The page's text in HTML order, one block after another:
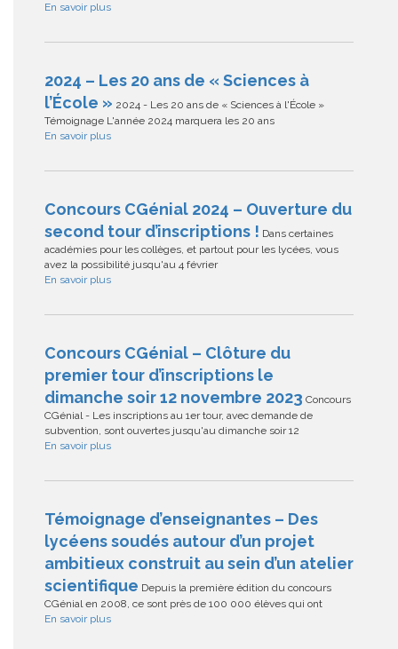
En savoir plus
2024 – Les 20 ans de « Sciences à
l’École » 2024 - Les 20 ans de « Sciences à l'École »
Témoignage L'année 2024 marquera les 20 ans
En savoir plus
Concours CGénial 2024 – Ouverture du
second tour d’inscriptions ! Dans certaines
académies pour les collèges, et partout pour les lycées, vous
avez la possibilité jusqu'au 4 février
En savoir plus
Concours CGénial – Clôture du
premier tour d’inscriptions le
dimanche soir 12 novembre 2023 Concours
CGénial - Les inscriptions au 1er tour, avec demande de
subvention, sont ouvertes jusqu'au dimanche soir 12
En savoir plus
Témoignage d’enseignantes – Des
lycéens soudés autour d’un projet
ambitieux construit au sein d’un atelier
scientifique Depuis la première édition du concours
CGénial en 2008, ce sont près de 100 000 élèves qui ont
En savoir plus